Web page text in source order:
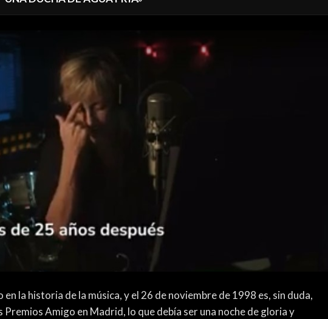
la historia de la música, y el 26 de noviembre de 1998 es, sin duda,
Premios Amigo en Madrid, lo que debía ser una noche de gloria y